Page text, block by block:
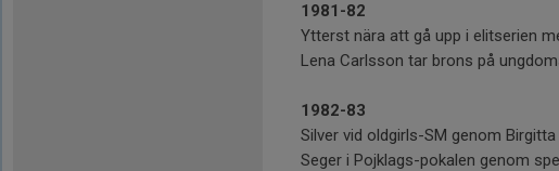
1981-82
Ytterst nära att gå upp i elitserien
Lena Carlsson tar brons på
1982-83
Silver vid oldgirls-SM genom
Seger i Pojklags-pokalen genom